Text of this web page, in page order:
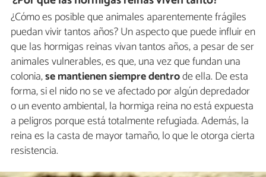
¿Cómo es posible que animales aparentemente frágiles
puedan vivir tantos años? Un aspecto que puede influir en
que las hormigas reinas vivan tantos años, a pesar de ser
animales vulnerables, es que, una vez que fundan una
colonia,se mantienen siempre dentrode ella. De esta
forma, si el nido no se ve afectado por algún depredador
o un evento ambiental, la hormiga reina no está expuesta
a peligros porque está totalmente refugiada. Además, la
reina es la casta de mayor tamaño, lo que le otorga cierta
resistencia.